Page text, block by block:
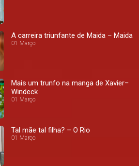
A carreira triunfante de Maida – Maida
01 Março
Mais um trunfo na manga de Xavier–
Windeck
01 Março
Tal mãe tal filha? – O Rio
01 Março